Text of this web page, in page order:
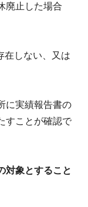
廃止した場合
しない、又は
実績報告書の
すことが確認で
対象とすること